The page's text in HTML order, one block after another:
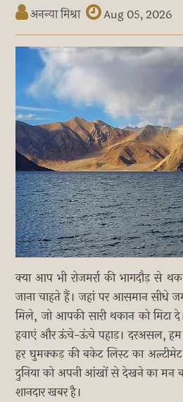
अनन्या मिश्रा Aug 05, 2026
क्या आप भी रोजमर्रा की भागदौड़ से
जाना चाहते हैं। जहां पर आसमान सीधे
मिले, जो आपकी सारी थकान को मिटा
हवाएं और ऊंचे-ऊंचे पहाड़। दरअसल, हम
हर घुमक्कड़ की बकेट लिस्ट का
दुनिया को अपनी आंखों से देखने का मन
शानदार खबर है।